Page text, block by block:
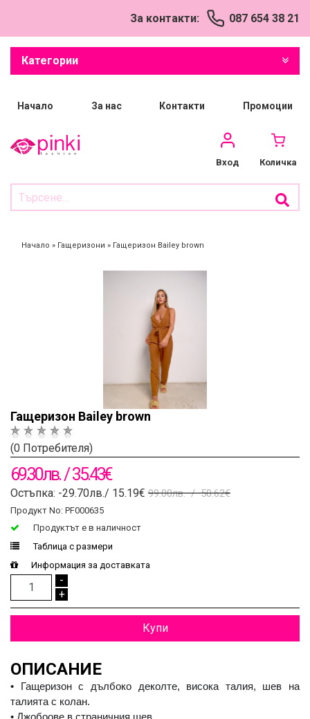
За контакти: 087 654 38 21
Категории
Начало За нас Контакти Промоции
Вход Количка
Начало » Гащеризони » Гащеризон Bailey brown
Гащеризон Bailey brown
(0 Потребителя)
69.30лв. / 35.43€
Остъпка: -29.70лв./ 15.19€ 99.00лв. / 50.62€
Продукт No: PF000635
Продуктът e в наличност
Таблица с размери
Информация за доставката
+
-
Купи
ОПИСАНИЕ
• Гащеризон с дълбоко деколте, висока талия, шев на
талията с колан.
• Джобоове в страничния шев.